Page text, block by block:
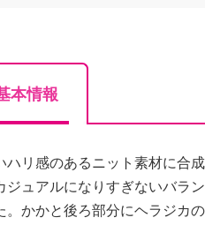
本情報
ハリ感のあるニット素材に合
ジュアルになりすぎないバラ
。かかと後ろ部分にヘラジカ